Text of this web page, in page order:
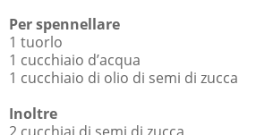
Per spennellare
1 tuorlo
1 cucchiaio d’acqua
1 cucchiaio di olio di semi di zucca
Inoltre